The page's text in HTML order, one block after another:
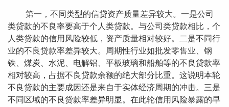
第一，不同类型的信贷资产质量差异较大。一是公司
类贷款的不良率要高于个人类贷款。与公司类贷款相比，个
人类贷款的信用风险较低，资产质量相对较好。二是不同行
业的不良贷款率差异较大。周期性行业如批发零售业、钢
铁、煤炭、水泥、电解铝、平板玻璃和船舶等的不良贷款率
相对较高，占据不良贷款余额的绝大部分比重。这说明本轮
不良贷款的主要成因还是来自于实体经济周期的冲击。三是
不同区域的不良贷款率差异明显。在此轮信用风险暴露的早